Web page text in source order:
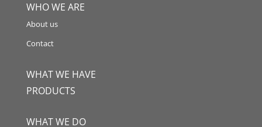
WHO WE ARE
About us
Contact
WHAT WE HAVE
PRODUCTS
WHAT WE DO